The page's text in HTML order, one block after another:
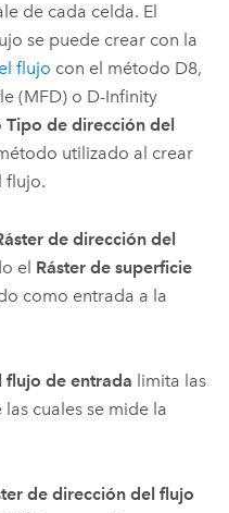
de cada celda. El
se puede crear con la
flujo con el método D8,
(MFD) o D-Infinity
Tipo de dirección del
utilizado al crear
flujo.
de dirección del
el Ráster de superficie
como entrada a la
flujo de entrada limita las
cuales se mide la
de dirección del flujo